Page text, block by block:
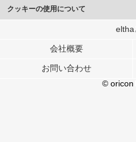
クッキーの使用について
このサイトでは Cookie を使用して、
行っています。
メディアや広告配信、データ解析の各
各パートナーは、この情報とユーザー
ユーザーが各パートナーのサービスを
eltha
会社概要
お問い合わせ
© oricon